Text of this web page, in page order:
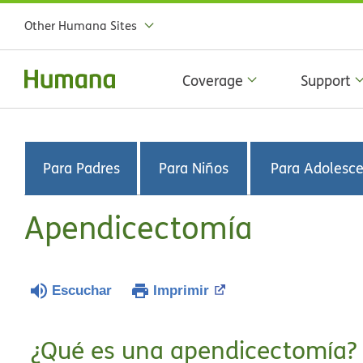
Other Humana Sites
Coverage Support
Para Padres Para Niños Para
Apendicectomía
Escuchar Imprimir
¿Qué es una apendicectomía?